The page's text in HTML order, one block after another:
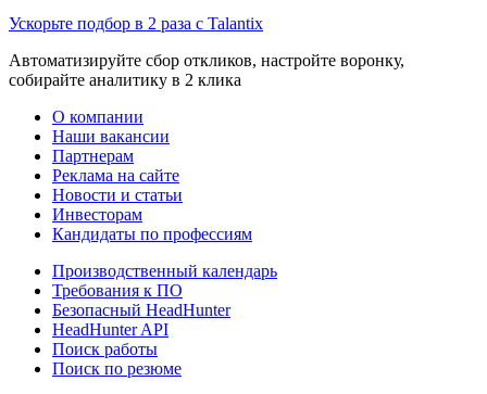
Ускорьте подбор в 2 раза с Talantix
Автоматизируйте сбор откликов, настройте воронку,
собирайте аналитику в 2 клика
О компании
Наши вакансии
Партнерам
Реклама на сайте
Новости и статьи
Инвесторам
Кандидаты по профессиям
Производственный календарь
Требования к ПО
Безопасный HeadHunter
HeadHunter API
Поиск работы
Поиск по резюме